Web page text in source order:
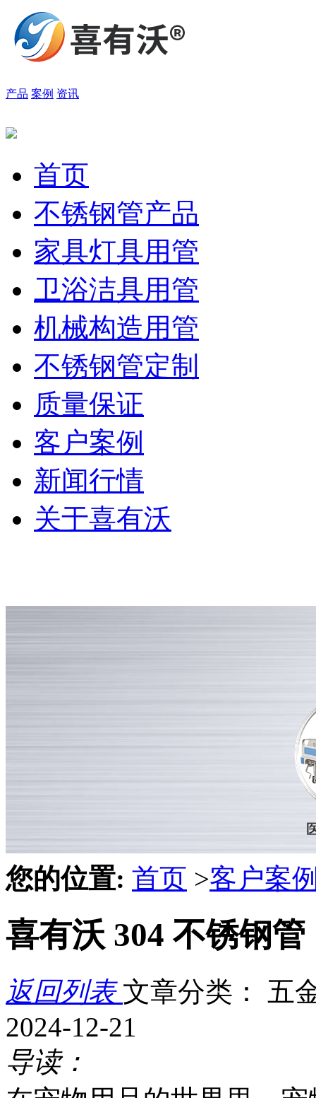
产品 案例 资讯
首页
不锈钢管产品
家具灯具用管
卫浴洁具用管
机械构造用管
不锈钢管定制
质量保证
客户案例
新闻行情
关于喜有沃
您的位置: 首页 >客户案
喜有沃 304 不锈钢
返回列表文章分类： 五
2024-12-21
导读：